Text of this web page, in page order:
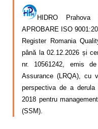
HIDRO
APROBARE ISO
Register Romania
până la 02.12.2026 și
nr. 10561242, emis
Assurance (LRQA), cu
perspectiva de a
2018 pentru
(SSM).